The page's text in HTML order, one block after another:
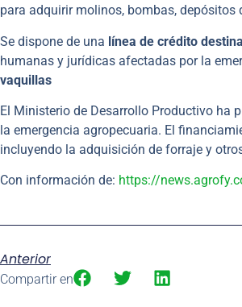
para adquirir molinos, bombas, depósitos
Se dispone de una línea de crédito
humanas y jurídicas afectadas por la
vaquillas
El Ministerio de Desarrollo Productivo ha
la emergencia agropecuaria. El
incluyendo la adquisición de forraje y
Con información de: https://
Anterior
Compartir en